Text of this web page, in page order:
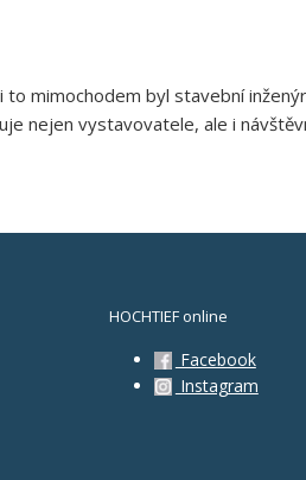
mimochodem byl stavební
nejen vystavovatele, ale i
HOCHTIEF online
Facebook
Instagram